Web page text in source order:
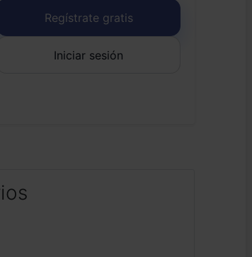
Regístrate gratis
Iniciar sesión